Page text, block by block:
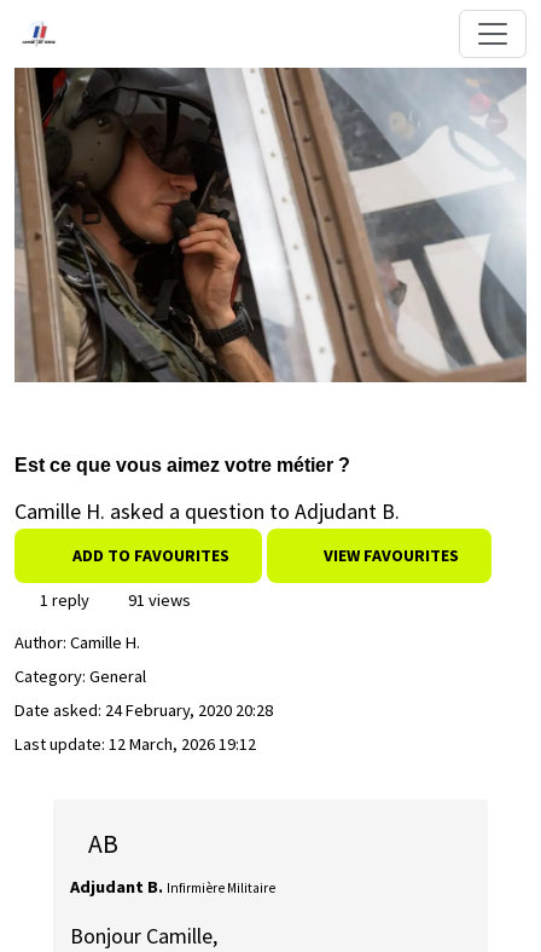
Est ce que vous aimez votre métier ?
Camille H. asked a question to Adjudant B.
ADD TO FAVOURITES VIEW FAVOURITES
1 reply
91 views
Author: Camille H.
Category: General
Date asked: 24 February, 2020 20:28
Last update: 12 March, 2026 19:12
AB
Adjudant B. Infirmière Militaire
Bonjour Camille,